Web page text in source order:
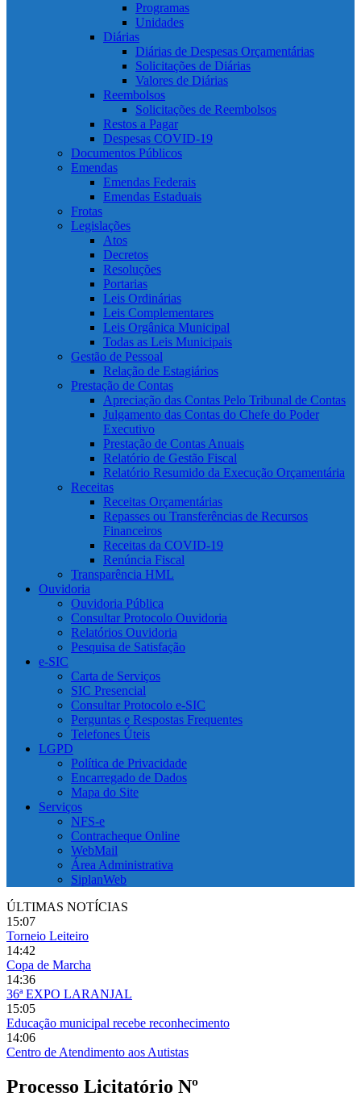
Programas
Unidades
Diárias
Diárias de Despesas Orçamentárias
Solicitações de Diárias
Valores de Diárias
Reembolsos
Solicitações de Reembolsos
Restos a Pagar
Despesas COVID-19
Documentos Públicos
Emendas
Emendas Federais
Emendas Estaduais
Frotas
Legislações
Atos
Decretos
Resoluções
Portarias
Leis Ordinárias
Leis Complementares
Leis Orgânica Municipal
Todas as Leis Municipais
Gestão de Pessoal
Relação de Estagiários
Prestação de Contas
Apreciação das Contas Pelo Tribunal de Contas
Julgamento das Contas do Chefe do Poder
Executivo
Prestação de Contas Anuais
Relatório de Gestão Fiscal
Relatório Resumido da Execução Orçamentária
Receitas
Receitas Orçamentárias
Repasses ou Transferências de Recursos
Financeiros
Receitas da COVID-19
Renúncia Fiscal
Transparência HML
Ouvidoria
Ouvidoria Pública
Consultar Protocolo Ouvidoria
Relatórios Ouvidoria
Pesquisa de Satisfação
e-SIC
Carta de Serviços
SIC Presencial
Consultar Protocolo e-SIC
Perguntas e Respostas Frequentes
Telefones Úteis
LGPD
Política de Privacidade
Encarregado de Dados
Mapa do Site
Serviços
NFS-e
Contracheque Online
WebMail
Área Administrativa
SiplanWeb
ÚLTIMAS NOTÍCIAS
15:07
Torneio Leiteiro
14:42
Copa de Marcha
14:36
36ª EXPO LARANJAL
15:05
Educação municipal recebe reconhecimento
14:06
Centro de Atendimento aos Autistas
Processo Licitatório Nº